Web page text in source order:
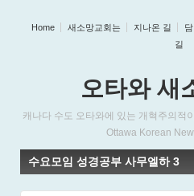
Home 새소망교회는 지나온 길
길
오타와 새
캐나다 수도 오타와에 있는 개혁주의적
Ottawa Korean
수요모임 성경공부 사무엘하 3